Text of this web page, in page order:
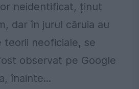
neidentificat, ținut
dar în jurul căruia au
neoficiale, se
observat pe Google
înainte...